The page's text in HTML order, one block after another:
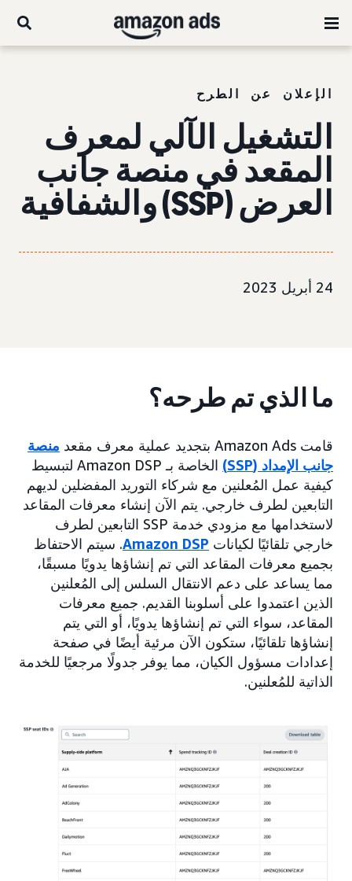
الإعلان عن الطرح
التشغيل الآلي لمعرف
المقعد في منصة جانب
العرض (SSP) والشفافية
24 أبريل 2023
ما الذي تم طرحه؟
قامت Amazon Ads بتجديد عملية معرف مقعد
منصة
جانب الإمداد (SSP)
الخاصة بـ Amazon DSP لتبسيط
كيفية عمل المُعلنين مع شركاء التوريد المفضلين لديهم
التابعين لطرف خارجي. يتم الآن إنشاء معرفات المقاعد
لاستخدامها مع مزودي خدمة SSP التابعين لطرف
خارجي تلقائيًا لكيانات Amazon DSP. سيتم الاحتفاظ
بجميع معرفات المقاعد التي تم إنشاؤها يدويًا مسبقًا،
مما يساعد على دعم الانتقال السلس إلى المُعلنين
الذين اعتمدوا على أسلوبنا القديم. جميع معرفات
المقاعد، سواء التي تم إنشاؤها يدويًا، أو التي يتم
إنشاؤها تلقائيًا، ستكون الآن مرئية أيضًا في صفحة
إعدادات مسؤول الكيان، مما يوفر جدولًا مرجعيًا للخدمة
الذاتية للمُعلنين.